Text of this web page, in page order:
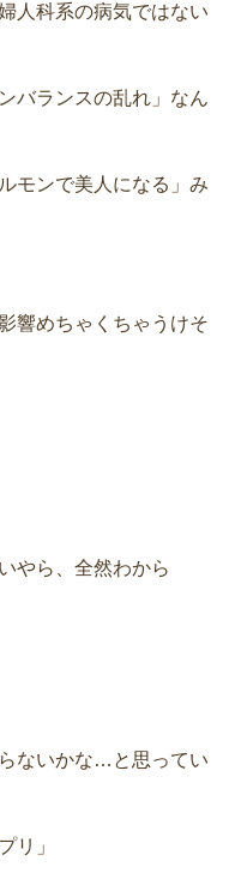
人科系の病気ではない
バランスの乱れ」なん
モンで美人になる」み
響めちゃくちゃうけそ
やら、全然わから
ないかな…と思ってい
リ」